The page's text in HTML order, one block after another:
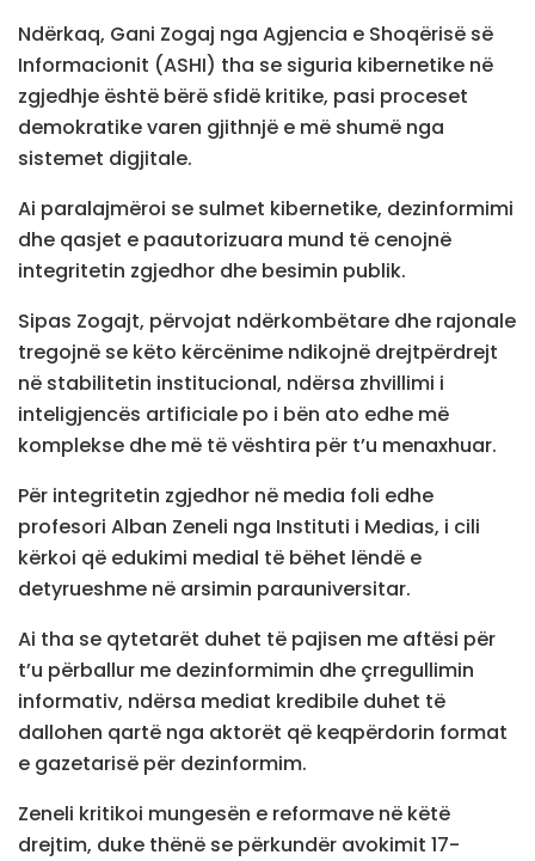
Ndërkaq, Gani Zogaj nga Agjencia e Shoqërisë së
Informacionit (ASHI) tha se siguria kibernetike në
zgjedhje është bërë sfidë kritike, pasi proceset
demokratike varen gjithnjë e më shumë nga
sistemet digjitale.
Ai paralajmëroi se sulmet kibernetike, dezinformimi
dhe qasjet e paautorizuara mund të cenojnë
integritetin zgjedhor dhe besimin publik.
Sipas Zogajt, përvojat ndërkombëtare dhe rajonale
tregojnë se këto kërcënime ndikojnë drejtpërdrejt
në stabilitetin institucional, ndërsa zhvillimi i
inteligjencës artificiale po i bën ato edhe më
komplekse dhe më të vështira për t’u menaxhuar.
Për integritetin zgjedhor në media foli edhe
profesori Alban Zeneli nga Instituti i Medias, i cili
kërkoi që edukimi medial të bëhet lëndë e
detyrueshme në arsimin parauniversitar.
Ai tha se qytetarët duhet të pajisen me aftësi për
t’u përballur me dezinformimin dhe çrregullimin
informativ, ndërsa mediat kredibile duhet të
dallohen qartë nga aktorët që keqpërdorin format
e gazetarisë për dezinformim.
Zeneli kritikoi mungesën e reformave në këtë
drejtim, duke thënë se përkundër avokimit 17-